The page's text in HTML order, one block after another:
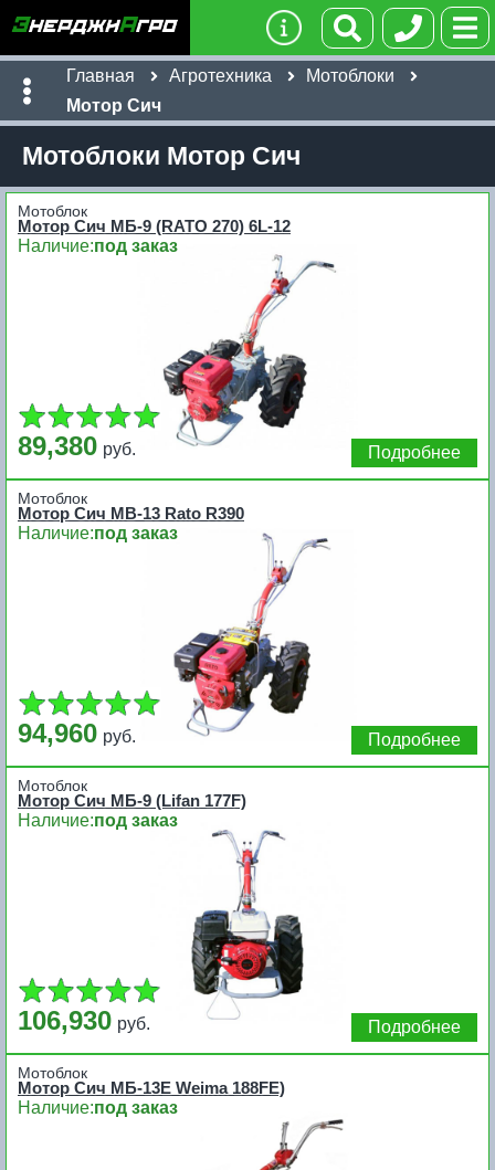
Главная Агротехника
Мотоблоки
Мотор Сич
Мотоблоки Мотор Сич
Мотоблок
Мотор Сич МБ-9 (RATO 270) 6L-12
Наличие:под заказ
89,380 руб. Подробнее
Мотоблок
Мотор Сич MB-13 Rato R390
Наличие:под заказ
94,960 руб. Подробнее
Мотоблок
Мотор Сич МБ-9 (Lifan 177F)
Наличие:под заказ
106,930 руб. Подробнее
Мотоблок
Мотор Сич МБ-13E Weima 188FE)
Наличие:под заказ